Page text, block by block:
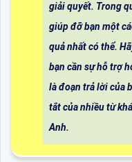
giải quyết. Trong
giúp đỡ bạn một
quả nhất có thể.
bạn cần sự hỗ trợ
là đoạn trả lời của
tắt của nhiều từ
Anh.